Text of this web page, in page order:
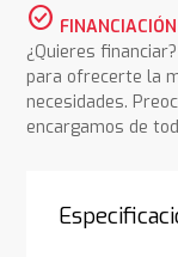
check_circle
¿Quieres
para ofrecerte la
necesidades.
encargamos de